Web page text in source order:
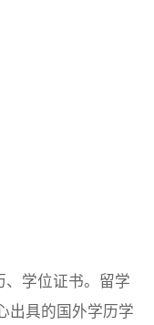
学位证书。留学
出具的国外学历学